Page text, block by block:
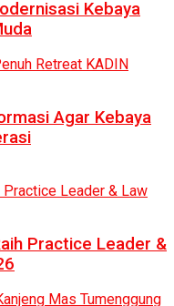
Kebaya
Agar Kebaya
Practice Leader &